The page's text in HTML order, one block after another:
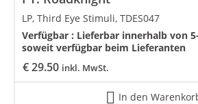
€29.50 inkl. MwSt.
LP, Third Eye Stimuli, TDES047
Verfügbar : Lieferbar innerhalb von
soweit verfügbar beim Lieferanten
In den